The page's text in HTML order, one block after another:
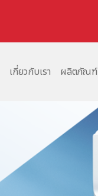
เกี่ยวกับเรา ผลิตภัณฑ์